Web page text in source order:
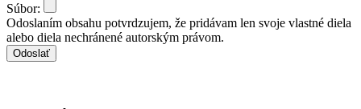
Súbor:
Odoslaním obsahu potvrdzujem, že pridávam len svoje vlastné diela
alebo diela nechránené autorským právom.